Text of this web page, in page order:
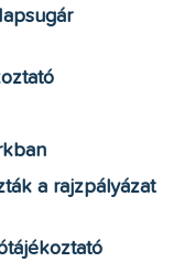
a rajzpályázat